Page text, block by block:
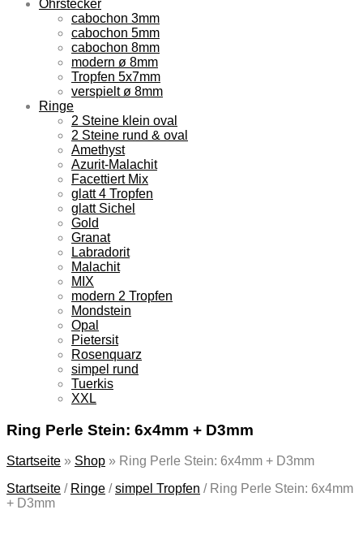
Ohrstecker
cabochon 3mm
cabochon 5mm
cabochon 8mm
modern ø 8mm
Tropfen 5x7mm
verspielt ø 8mm
Ringe
2 Steine klein oval
2 Steine rund & oval
Amethyst
Azurit-Malachit
Facettiert Mix
glatt 4 Tropfen
glatt Sichel
Gold
Granat
Labradorit
Malachit
MIX
modern 2 Tropfen
Mondstein
Opal
Pietersit
Rosenquarz
simpel rund
Tuerkis
XXL
Ring Perle Stein: 6x4mm + D3mm
Startseite » Shop » Ring Perle Stein: 6x4mm + D3mm
Startseite / Ringe /simpel Tropfen / Ring Perle Stein: 6x4mm
+ D3mm